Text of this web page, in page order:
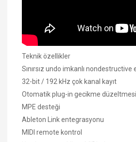
Teknik özellikler
Sınırsız undo imkanlı nondestructive
32-bit / 192 kHz çok kanal kayıt
Otomatik plug-in gecikme düzeltmesi
MPE desteği
Ableton Link entegrasyonu
MIDI remote kontrol